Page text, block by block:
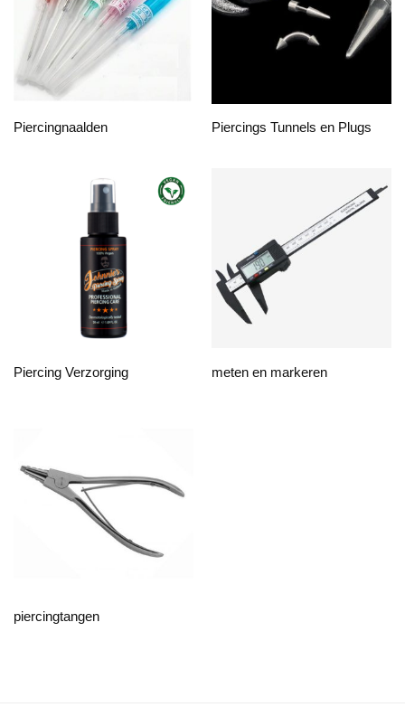
Piercingnaalden Piercings Tunnels en Plugs
Piercing Verzorging meten en markeren
piercingtangen